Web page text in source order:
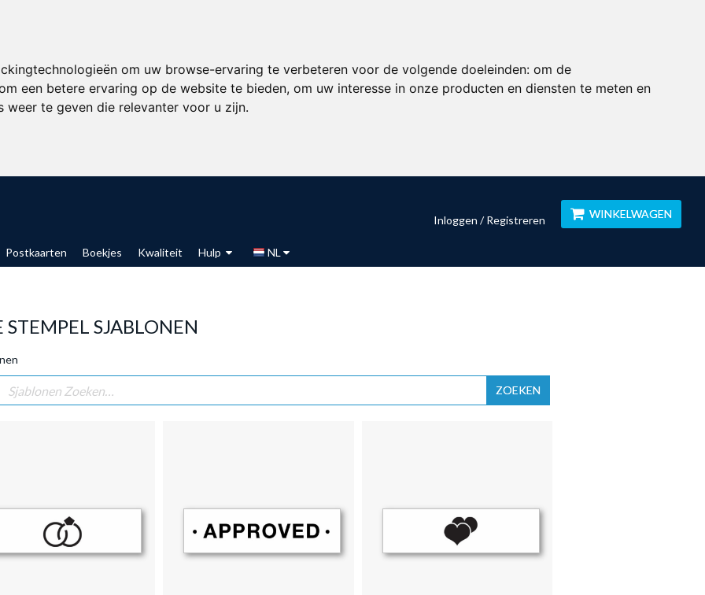
om uw browse-ervaring te verbeteren voor de volgende doeleinden: om de
een betere ervaring op de website te bieden, om uw interesse in onze producten en diensten te meten en
weer te geven die relevanter voor u zijn.
Postkaarten Boekjes Kwaliteit Hulp NL
Inloggen / Registreren WINKELWAGEN
SJABLONEN
ZOEKEN